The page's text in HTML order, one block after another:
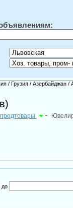
/ Грузия / Азербайджан /
-
до